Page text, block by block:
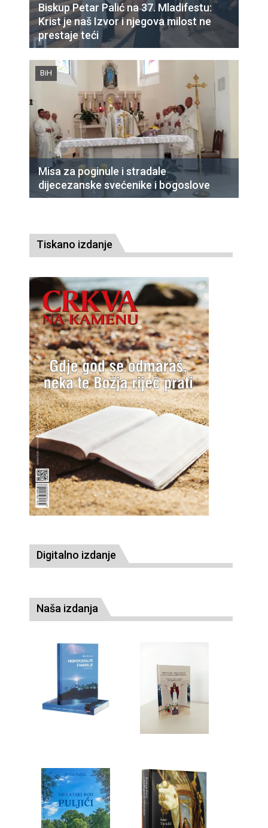
Biskup Petar Palić na 37. Mladifestu:
Krist je naš Izvor i njegova milost ne
prestaje teći
BiH
Misa za poginule i stradale
dijecezanske svećenike i bogoslove
Tiskano izdanje
Digitalno izdanje
Naša izdanja